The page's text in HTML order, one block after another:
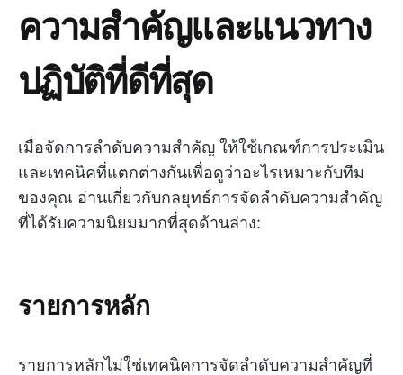
ความสำคัญและแนวทาง
ปฏิบัติที่ดีที่สุด
เมื่อจัดการลำดับความสำคัญ ให้ใช้เกณฑ์การประเมิน
และเทคนิคที่แตกต่างกันเพื่อดูว่าอะไรเหมาะกับทีม
ของคุณ อ่านเกี่ยวกับกลยุทธ์การจัดลำดับความสำคัญ
ที่ได้รับความนิยมมากที่สุดด้านล่าง:
รายการหลัก
รายการหลักไม่ใช่เทคนิคการจัดลำดับความสำคัญที่